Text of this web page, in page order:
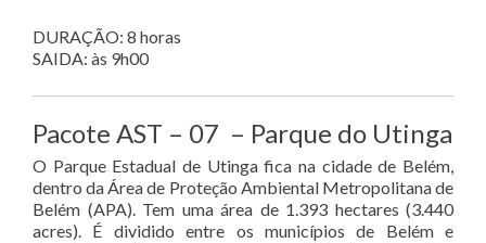
DURAÇÃO: 8 horas
SAIDA: às 9h00
Pacote AST – 07 – Parque do Utinga
O Parque Estadual de Utinga fica na cidade de Belém,
dentro da Área de Proteção Ambiental Metropolitana de
Belém (APA). Tem uma área de 1.393 hectares (3.440
acres). É dividido entre os municípios de Belém e